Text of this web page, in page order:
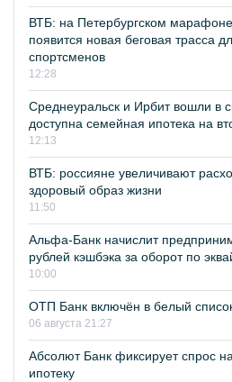
ВТБ: на Петербургском
появится новая беговая трасса
спортсменов
12:28
Среднеуральск и Ирбит вошли в
доступна семейная ипотека на
12:13
ВТБ: россияне увеличивают
здоровый образ жизни
11:50
Альфа-Банк начислит
рублей кэшбэка за оборот по
10:00
ОТП Банк включён в белый
06 августа 21:27
Абсолют Банк фиксирует спрос
ипотеку